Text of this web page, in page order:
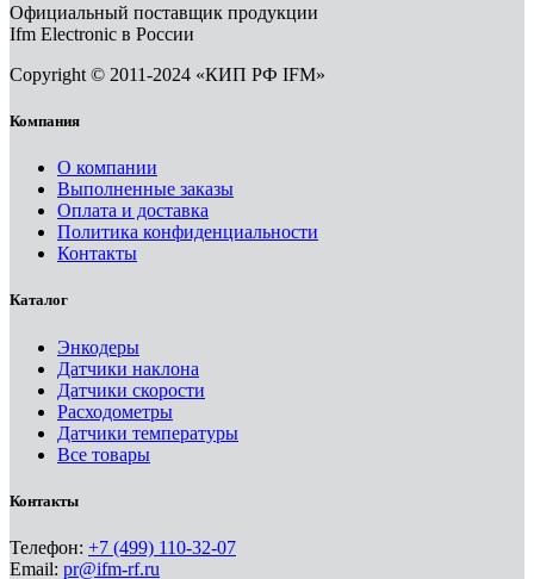
Официальный поставщик продукции
Ifm Electronic в России
Copyright © 2011-2024 «КИП РФ IFM»
Компания
О компании
Выполненные заказы
Оплата и доставка
Политика конфиденциальности
Контакты
Каталог
Энкодеры
Датчики наклона
Датчики скорости
Расходометры
Датчики температуры
Все товары
Контакты
Телефон: +7 (499) 110-32-07
Email: pr@ifm-rf.ru